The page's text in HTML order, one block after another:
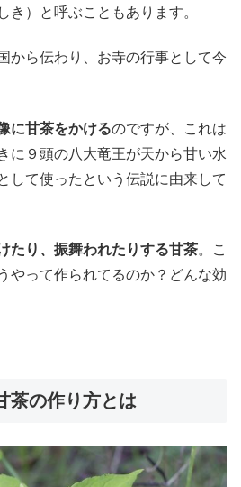
き）と呼ぶこともあります。
から伝わり、お寺の行事として今
に甘茶をかけるのですが、これは
に９頭の八大竜王が天から甘い水
して使ったという伝説に由来して
たり、振舞われたりする甘茶。こ
やって作られてるのか？どんな効
茶の作り方とは